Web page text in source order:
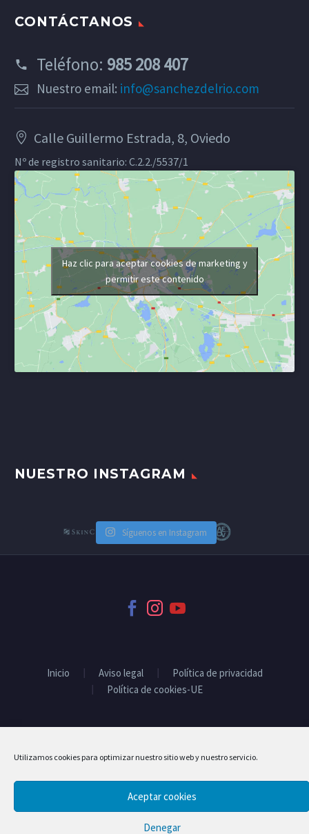
Utilizamos cookies para optimizar nuestro sitio web y nuestro servicio.
Aceptar cookies
Denegar
CONTÁCTANOS
Teléfono: 985 208 407
Nuestro email: info@sanchezdelrio.com
Calle Guillermo Estrada, 8, Oviedo
Nº de registro sanitario: C.2.2./5537/1
Haz clic para aceptar cookies de marketing y
permitir este contenido
NUESTRO INSTAGRAM
Síguenos en Instagram
Inicio Aviso legal
Política de privacidad
Política de cookies-UE
2017 © Copyright Clínica Sánchez del Río